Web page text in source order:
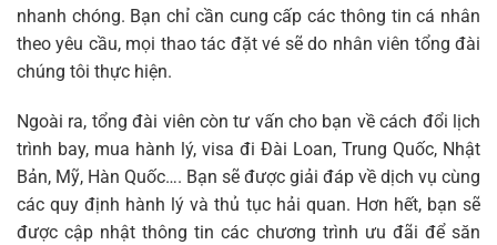
nhanh chóng. Bạn chỉ cần cung cấp các thông tin cá nhân
theo yêu cầu, mọi thao tác đặt vé sẽ do nhân viên tổng đài
chúng tôi thực hiện.
Ngoài ra, tổng đài viên còn tư vấn cho bạn về cách đổi lịch
trình bay, mua hành lý, visa đi Đài Loan, Trung Quốc, Nhật
Bản, Mỹ, Hàn Quốc…. Bạn sẽ được giải đáp về dịch vụ cùng
các quy định hành lý và thủ tục hải quan. Hơn hết, bạn sẽ
được cập nhật thông tin các chương trình ưu đãi để săn